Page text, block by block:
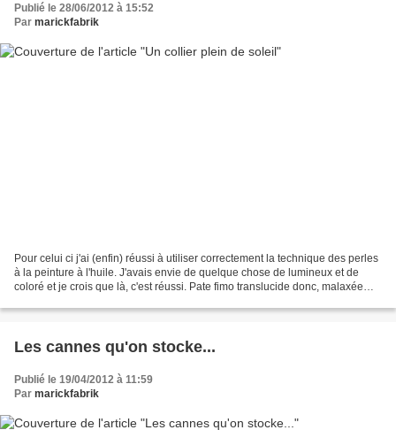
Publié le 28/06/2012 à 15:52
Par marickfabrik
Pour celui ci j'ai (enfin) réussi à utiliser correctement la technique des perles
à la peinture à l'huile. J'avais envie de quelque chose de lumineux et de
coloré et je crois que là, c'est réussi. Pate fimo translucide donc, malaxée
Les cannes qu'on stocke...
Publié le 19/04/2012 à 11:59
Par marickfabrik